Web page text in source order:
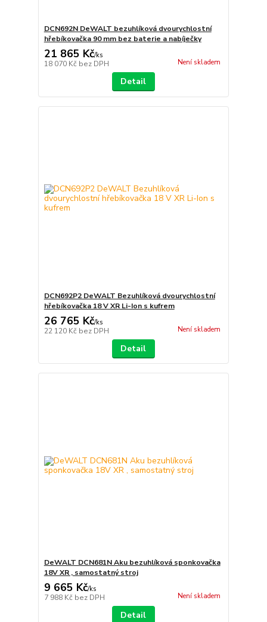
DCN692N DeWALT bezuhlíková dvourychlostní
hřebíkovačka 90 mm bez baterie a nabíječky
21 865 Kč/ks
18 070 Kč bez DPH Není skladem
Detail
DCN692P2 DeWALT Bezuhlíková dvourychlostní
hřebíkovačka 18 V XR Li-Ion s kufrem
26 765 Kč/ks
22 120 Kč bez DPH Není skladem
Detail
DeWALT DCN681N Aku bezuhlíková sponkovačka
18V XR , samostatný stroj
9 665 Kč/ks
7 988 Kč bez DPH Není skladem
Detail